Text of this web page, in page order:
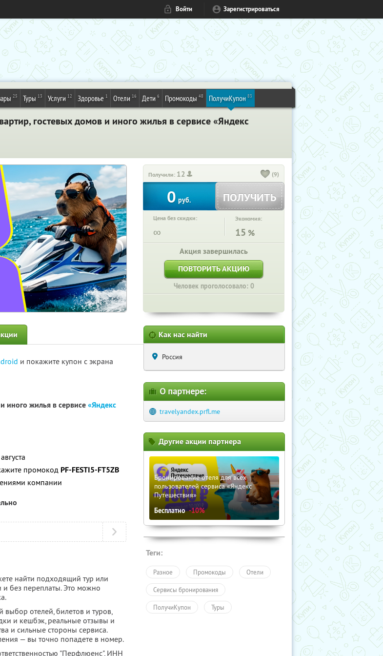
Войти Зарегистрироваться
25 Туры 13 Услуги 12 Здоровье 1 Отели 16 Дети 6 Промокоды 48 ПолучиКупон 83
гостевых домов и иного жилья в сервисе «Яндекс
Получили: 12 (9)
0 руб. ПОЛУЧИТЬ
Цена без скидки:
∞
Экономия:
15 %
Акция завершилась
ПОВТОРИТЬ АКЦИЮ
Человек проголосовало: 0
и покажите купон с экрана
иного жилья в сервисе«Яндекс
промокод PF-FESTI5-FT5ZB
компании
найти подходящий тур или
без переплаты. Это можно
отелей, билетов и туров,
и кешбэк, реальные отзывы и
и сильные стороны сервиса.
— вы точно попадете в номер.
"Перфлюенс", ИНН
Как нас найти
Россия
О партнере:
travelyandex.prfl.me
Другие акции партнера
Бронирование отеля для всех
пользователей сервиса «Яндекс
Путешествия»
Бесплатно -10%
Теги:
Разное Промокоды Отели
Сервисы бронирования
ПолучиКупон Туры